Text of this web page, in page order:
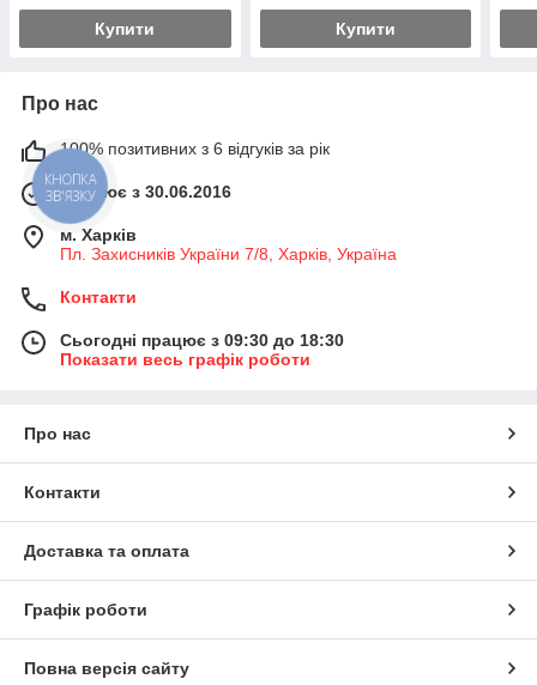
Купити Купити
Про нас
100% позитивних з 6 відгуків за рік
Працює з 30.06.2016
м. Харків
Пл. Захисників України 7/8, Харків, Україна
Контакти
Сьогодні працює з 09:30 до 18:30
Показати весь графік роботи
Про нас
Контакти
Доставка та оплата
Графік роботи
Повна версія сайту
КНОПКА
ЗВ'ЯЗКУ